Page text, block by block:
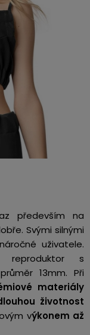
především na
Svými silnými
uživatele.
reproduktor s
13mm. Při
materiály
životnost
výkonem až